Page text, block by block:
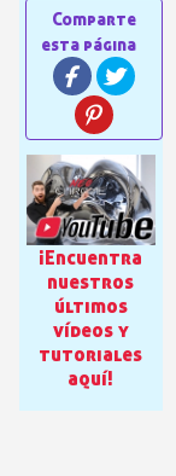
Entrega en un
4 plazos sin
su presupuesto
Comparte tus
Gana puntos de
Devuelve los
5 € de descuento
Cupón de 10 € por
Suscríbete al
Entrega en un
¡Encuentra
nuestros
últimos
vídeos y
tutoriales
aquí!